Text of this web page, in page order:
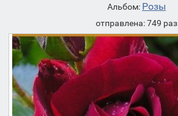
Альбом: Розы
отправлена: 749 раз